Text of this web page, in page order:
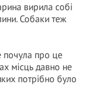
вирила собі
Собаки теж
почула про це
місць давно не
потрібно було